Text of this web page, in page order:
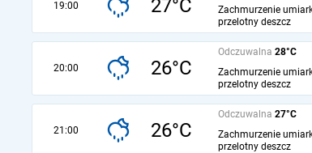
19:00 27°C
Zachmurzenie
przelotny deszcz
20:00 26°C
Odczuwalna 28°C
Zachmurzenie
przelotny deszcz
21:00 26°C
Odczuwalna 27°C
Zachmurzenie
przelotny deszcz